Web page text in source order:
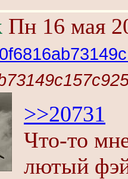
Пн 16 мая
>>20731
Что-то
лютый